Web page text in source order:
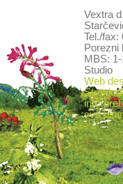
Vextra
Tel./fax:
Porezni
MBS:
Studio
Web
sva